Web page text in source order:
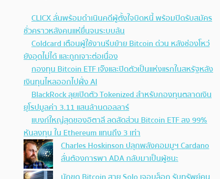
CLICX ลั่นพร้อมดำเนินคดีผู้ตั้งใจบิดหนี้ พร้อมปิด
รับสมัครชั่วคราวหลังคนแห่ยื่นจนระบบล้น
Coldcard เตือนผู้ใช้งานรีบย้าย Bitcoin ด่วน หลัง
ช่องโหว่ยังอุดไม่ได้ และถูกเจาะต่อเนื่อง
กองทุน Bitcoin ETF เจ๊งและปิดตัวเป็นแห่งแรกใน
สหรัฐหลังเงินทุนไหลออกไปฝั่ง AI
BlackRock ลุยเปิดตัว Tokenized สำหรับกองทุนตลาดเงิน
ยุโรปมูลค่า 3.11 แสนล้านดอลลาร์
แบงก์ใหญ่สุดของอิตาลี ลดสัดส่วน Bitcoin ETF ลง 99%
หันลงทุน ใน Ethereum แทนถึง 3 เท่า
Charles Hoskinson ปลุกพลังคอมมูฯ Cardano
ลั่นต้องการพา ADA กลับมาเป็นผู้ชนะ